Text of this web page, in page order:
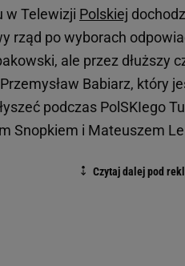
w Telewizji Polskiej
rząd po wyborach
ale przez dłuższy
Babiarz, który
podczas PolSKIego
Snopkiem i Mateuszem